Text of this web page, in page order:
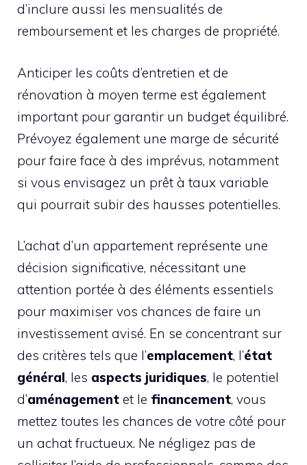
d’inclure aussi les mensualités de
remboursement et les charges de propriété.
Anticiper les coûts d’entretien et de
rénovation à moyen terme est également
important pour garantir un budget équilibré.
Prévoyez également une marge de sécurité
pour faire face à des imprévus, notamment
si vous envisagez un prêt à taux variable
qui pourrait subir des hausses potentielles.
L’achat d’un appartement représente une
décision significative, nécessitant une
attention portée à des éléments essentiels
pour maximiser vos chances de faire un
investissement avisé. En se concentrant sur
des critères tels que l’emplacement, l’état
général, les aspects juridiques, le potentiel
d’aménagement et le financement, vous
mettez toutes les chances de votre côté pour
un achat fructueux. Ne négligez pas de